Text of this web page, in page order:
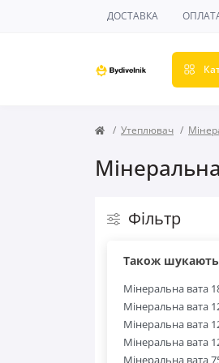
ДОСТАВКА
Утеплювач
Фільтр
Також шукають
Мінеральна вата
Мінеральна вата
Мінеральна вата
Мінеральна вата
Мінеральна вата